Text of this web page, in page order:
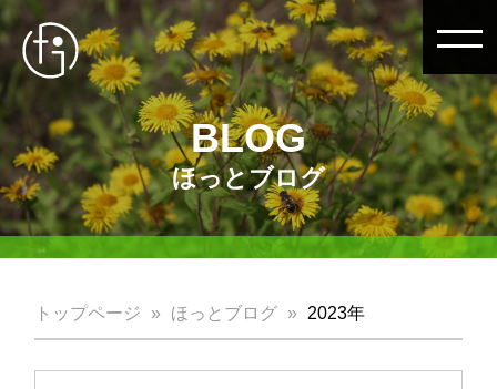
BLOG
ほっとブログ
トップページ ほっとブログ 2023年